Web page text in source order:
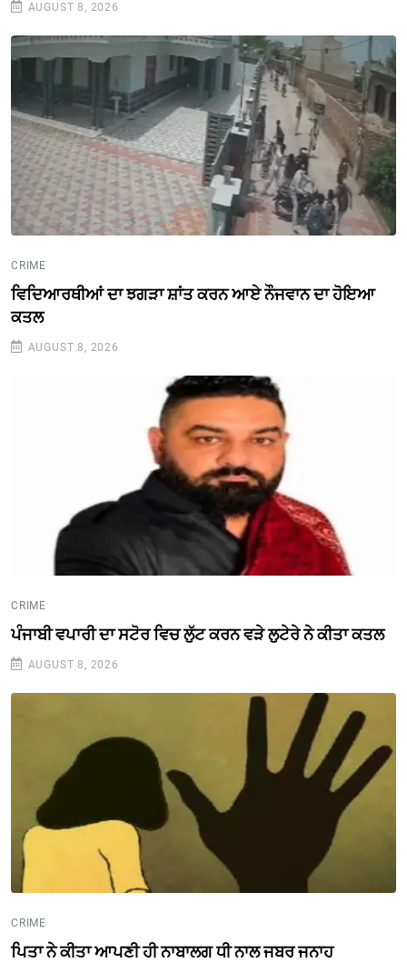
AUGUST 8, 2026
CRIME
ਵਿਦਿਆਰਥੀਆਂ ਦਾ ਝਗੜਾ ਸ਼ਾਂਤ ਕਰਨ ਆਏ ਨੌਜਵਾਨ ਦਾ ਹੋਇਆ
ਕਤਲ
AUGUST 8, 2026
CRIME
ਪੰਜਾਬੀ ਵਪਾਰੀ ਦਾ ਸਟੋਰ ਵਿਚ ਲੁੱਟ ਕਰਨ ਵੜੇ ਲੁਟੇਰੇ ਨੇ ਕੀਤਾ ਕਤਲ
AUGUST 8, 2026
CRIME
ਪਿਤਾ ਨੇ ਕੀਤਾ ਆਪਣੀ ਹੀ ਨਾਬਾਲਗ ਧੀ ਨਾਲ ਜਬਰ ਜਨਾਹ